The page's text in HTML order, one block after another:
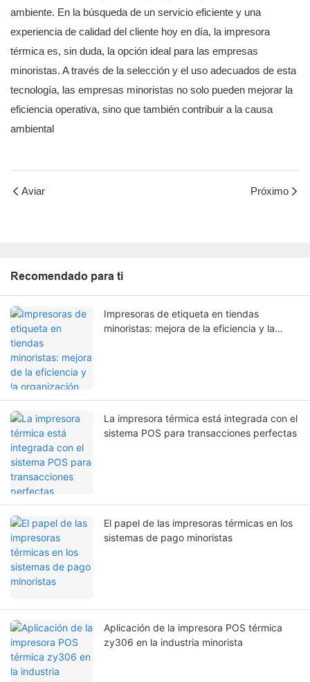
ambiente. En la búsqueda de un servicio eficiente y una
experiencia de calidad del cliente hoy en día, la impresora
térmica es, sin duda, la opción ideal para las empresas
minoristas. A través de la selección y el uso adecuados de esta
tecnología, las empresas minoristas no solo pueden mejorar la
eficiencia operativa, sino que también contribuir a la causa
ambiental
Aviar Próximo
Recomendado para ti
Impresoras de etiqueta en tiendas
minoristas: mejora de la eficiencia y la
La impresora térmica está integrada con el
sistema POS para transacciones perfectas
El papel de las impresoras térmicas en los
sistemas de pago minoristas
Aplicación de la impresora POS térmica
zy306 en la industria minorista